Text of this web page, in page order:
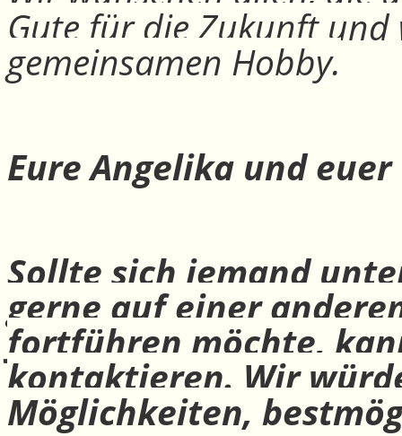
Gute für die Zukunft
gemeinsamen Hobby.
Eure Angelika und
Sollte sich jemand
gerne auf einer
fortführen möchte,
kontaktieren. Wir
Möglichkeiten,